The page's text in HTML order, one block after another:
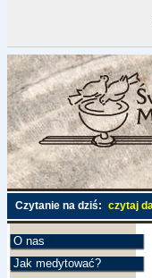
Czytanie na dziś: czytaj
O nas
Jak medytować?